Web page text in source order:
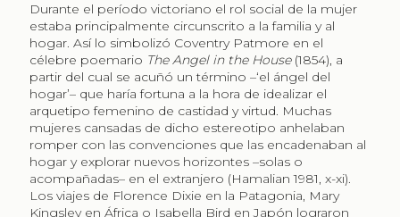
Durante el período victoriano el rol social de la mujer
estaba principalmente circunscrito a la familia y al
hogar. Así lo simbolizó Coventry Patmore en el
célebre poemario The Angel in the House(1854), a
partir del cual se acuñó un término –‘el ángel del
hogar’– que haría fortuna a la hora de idealizar el
arquetipo femenino de castidad y virtud. Muchas
mujeres cansadas de dicho estereotipo anhelaban
romper con las convenciones que las encadenaban al
hogar y explorar nuevos horizontes –solas o
acompañadas– en el extranjero (Hamalian 1981, x-xi).
Los viajes de Florence Dixie en la Patagonia, Mary
Kingsley en África o Isabella Bird en Japón lograron